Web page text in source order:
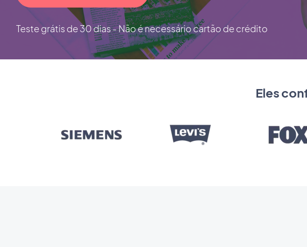
Teste grátis de 30 dias - Não é necessário cartão de crédito
Eles